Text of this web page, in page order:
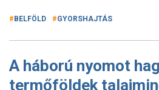
BELFÖLD GYORSHAJTÁS
A háború nyomot
termőföldek